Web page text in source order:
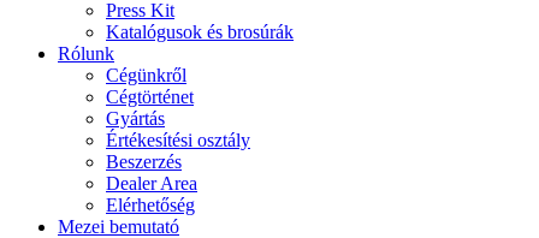
Press Kit
Katalógusok és brosúrák
Rólunk
Cégünkről
Cégtörténet
Gyártás
Értékesítési osztály
Beszerzés
Dealer Area
Elérhetőség
Mezei bemutató